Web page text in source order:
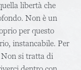
libertà che
Non è un
per questo
instancabile. Per
Non si tratta di